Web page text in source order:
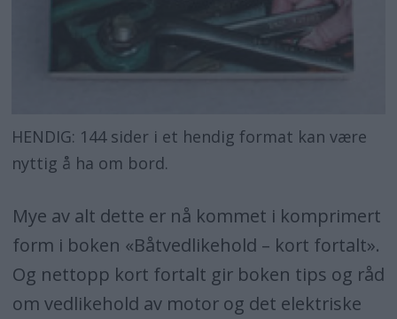
HENDIG: 144 sider i et hendig format kan være
nyttig å ha om bord.
Mye av alt dette er nå kommet i komprimert
form i boken «Båtvedlikehold – kort fortalt».
Og nettopp kort fortalt gir boken tips og råd
om vedlikehold av motor og det elektriske